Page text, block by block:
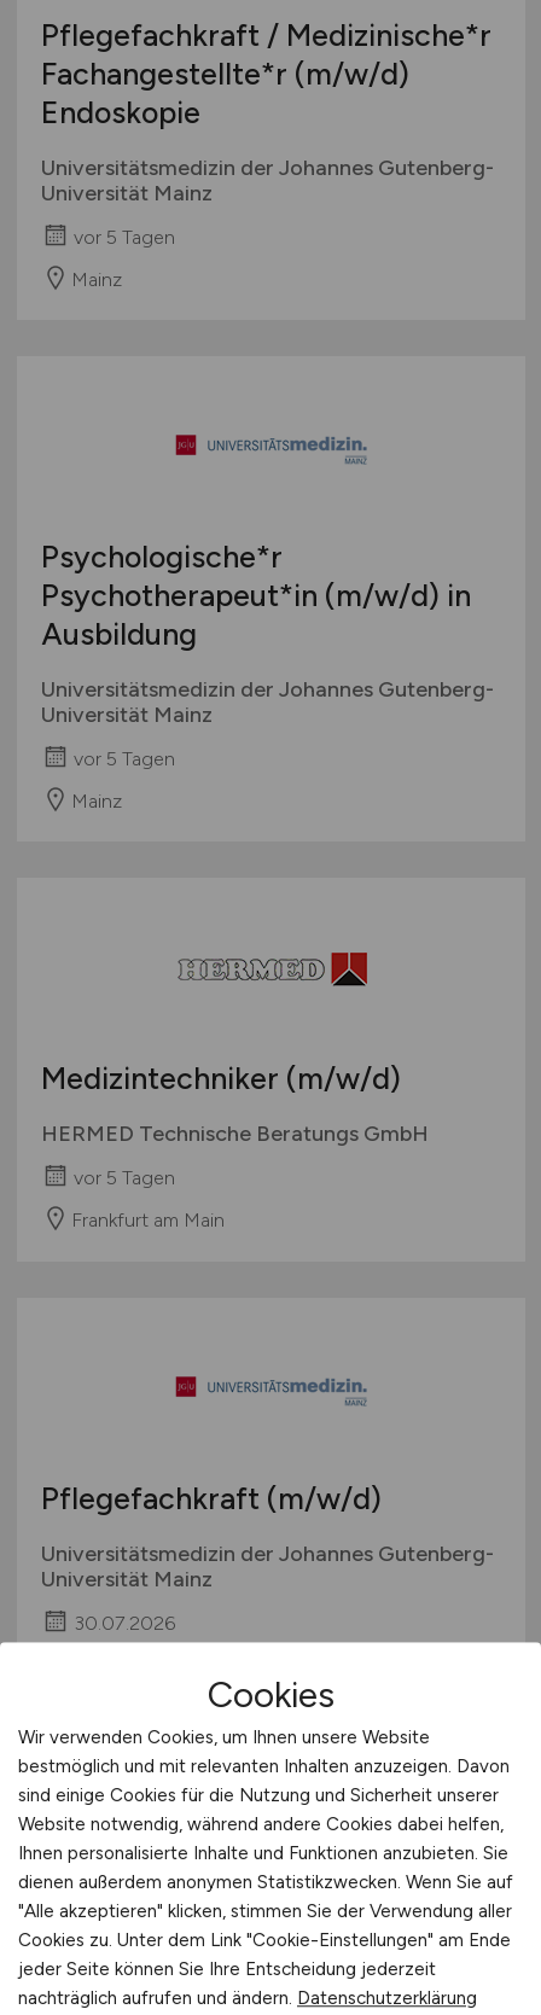
Pflegefachkraft / Medizinische*r
Fachangestellte*r (m/w/d)
Endoskopie
Universitätsmedizin der Johannes Gutenberg-
Universität Mainz
vor 5 Tagen
Mainz
Psychologische*r
Psychotherapeut*in (m/w/d) in
Ausbildung
Universitätsmedizin der Johannes Gutenberg-
Universität Mainz
vor 5 Tagen
Mainz
Medizintechniker (m/w/d)
HERMED Technische Beratungs GmbH
vor 5 Tagen
Frankfurt am Main
Pflegefachkraft (m/w/d)
Universitätsmedizin der Johannes Gutenberg-
Universität Mainz
30.07.2026
Pflegefachkraft(m/w/d)intensiv
Universitätsmedizin der Johannes Gutenberg-
Cookies
Wir verwenden Cookies, um Ihnen unsere Website
bestmöglich und mit relevanten Inhalten anzuzeigen. Davon
sind einige Cookies für die Nutzung und Sicherheit unserer
Website notwendig, während andere Cookies dabei helfen,
Ihnen personalisierte Inhalte und Funktionen anzubieten. Sie
dienen außerdem anonymen Statistikzwecken. Wenn Sie auf
"Alle akzeptieren" klicken, stimmen Sie der Verwendung aller
Cookies zu. Unter dem Link "Cookie-Einstellungen" am Ende
jeder Seite können Sie Ihre Entscheidung jederzeit
nachträglich aufrufen und ändern. Datenschutzerklärung